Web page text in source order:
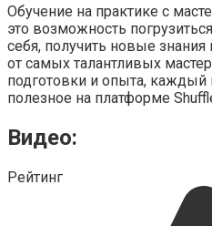
Обучение на практике с
это возможность
себя, получить новые
от самых талантливых
подготовки и опыта, каждый
полезное на платформе
Видео:
Рейтинг